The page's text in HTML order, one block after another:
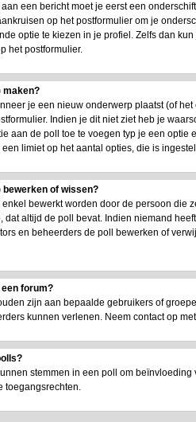
een bericht moet je eerst een
op het postformulier om je
optie te kiezen in je profiel. Zelfs dan
het postformulier.
maken?
je een nieuw onderwerp plaatst (of
Indien je dit niet ziet heb je
aan de poll toe te voegen typ je een optie
limiet op het aantal opties, die is
bewerken of wissen?
bewerkt worden door de persoon
dat altijd de poll bevat. Indien niemand
en beheerders de poll bewerken of
forum?
zijn aan bepaalde gebruikers of
kunnen verlenen. Neem contact op
stemmen in een poll om
toegangsrechten.